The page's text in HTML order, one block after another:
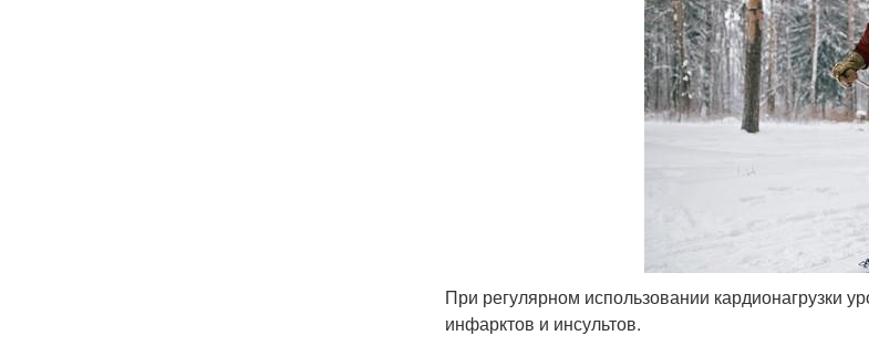
При регулярном использовании кардионагрузки
инфарктов и инсультов.